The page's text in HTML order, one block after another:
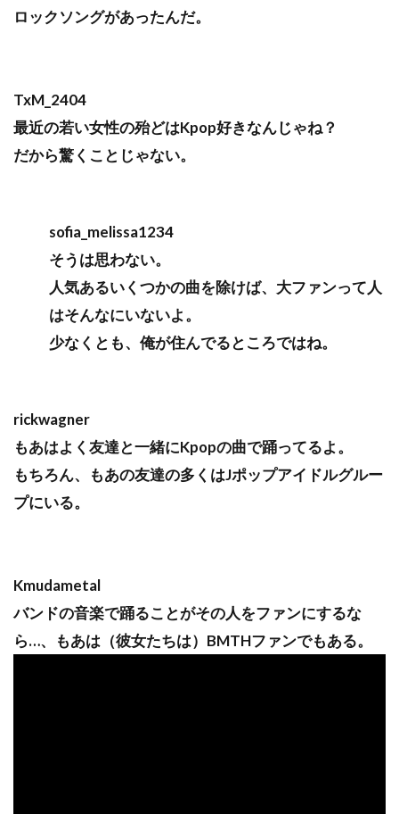
ロックソングがあったんだ。
TxM_2404
最近の若い女性の殆どはKpop好きなんじゃね？
だから驚くことじゃない。
sofia_melissa1234
そうは思わない。
人気あるいくつかの曲を除けば、大ファンって人
はそんなにいないよ。
少なくとも、俺が住んでるところではね。
rickwagner
もあはよく友達と一緒にKpopの曲で踊ってるよ。
もちろん、もあの友達の多くはJポップアイドルグルー
プにいる。
Kmudametal
バンドの音楽で踊ることがその人をファンにするな
ら…、もあは（彼女たちは）BMTHファンでもある。